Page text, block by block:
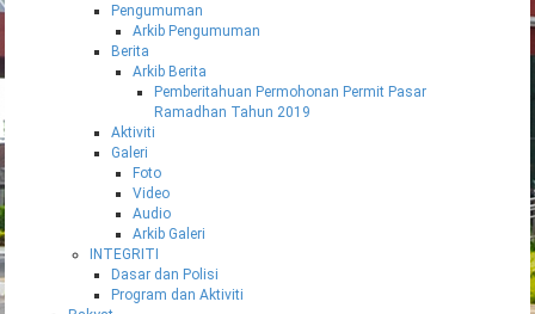
Pengumuman
Arkib Pengumuman
Berita
Arkib Berita
Pemberitahuan Permohonan Permit Pasar
Ramadhan Tahun 2019
Aktiviti
Galeri
Foto
Video
Audio
Arkib Galeri
INTEGRITI
Dasar dan Polisi
Program dan Aktiviti